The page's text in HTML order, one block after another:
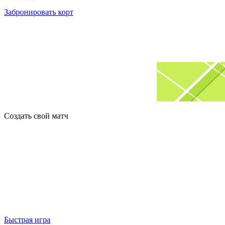
Забронировать корт
Создать свой матч
Быстрая игра